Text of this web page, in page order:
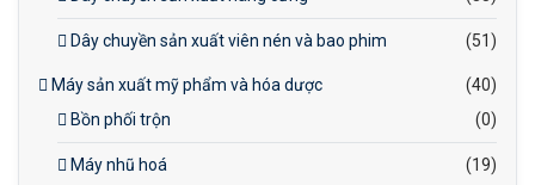
Dây chuyền sản xuất viên nén và bao phim (51)
Máy sản xuất mỹ phẩm và hóa dược
(40)
Bồn phối trộn
(0)
Máy nhũ hoá (19)